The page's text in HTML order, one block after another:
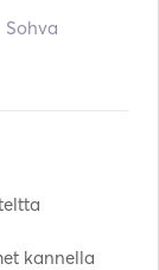
Sohva
kannella